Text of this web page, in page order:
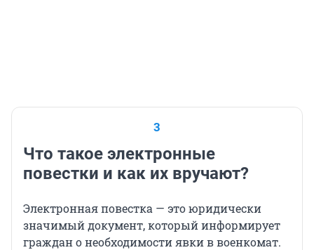
3
Что такое электронные
повестки и как их вручают?
Электронная повестка — это юридически
значимый документ, который информирует
граждан о необходимости явки в военкомат.